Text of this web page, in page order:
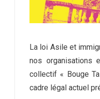
La loi Asile et
nos organisations
collectif « Bouge
cadre légal actuel